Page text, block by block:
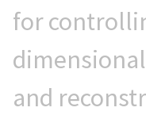
for
and